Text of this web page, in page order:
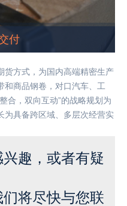
付
货方式，为国内高端精密生产
和商品钢卷，对口汽车、工
合，双向互动”的战略规划为
为具备跨区域、多层次经营实
趣，或者有疑
将尽快与您联